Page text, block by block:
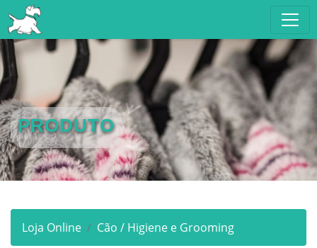
PRODUTO
Loja Online Cão / Higiene e Grooming